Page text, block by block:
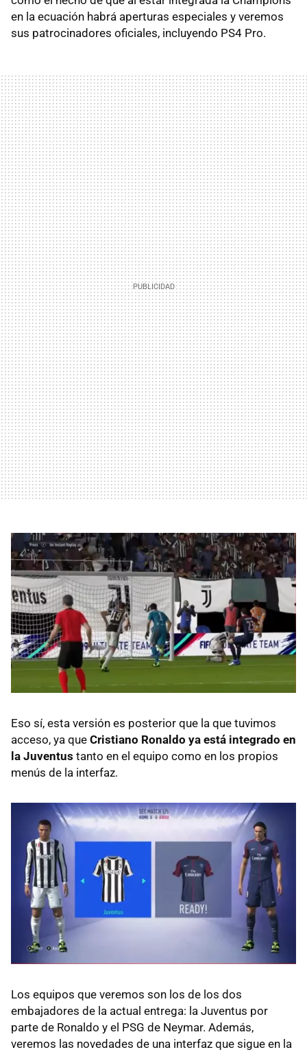
en la ecuación habrá aperturas especiales y veremos
sus patrocinadores oficiales, incluyendo PS4 Pro.
Eso sí, esta versión es posterior que la que tuvimos
acceso, ya que Cristiano Ronaldo ya está integrado en
la Juventus tanto en el equipo como en los propios
menús de la interfaz.
Los equipos que veremos son los de los dos
embajadores de la actual entrega: la Juventus por
parte de Ronaldo y el PSG de Neymar. Además,
veremos las novedades de una interfaz que sigue en la